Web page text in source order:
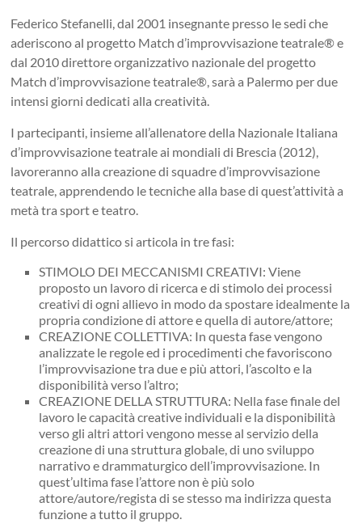
Federico Stefanelli, dal 2001 insegnante presso le sedi che
aderiscono al progetto Match d’improvvisazione teatrale® e
dal 2010 direttore organizzativo nazionale del progetto
Match d’improvvisazione teatrale®, sarà a Palermo per due
intensi giorni dedicati alla creatività.
I partecipanti, insieme all’allenatore della Nazionale Italiana
d’improvvisazione teatrale ai mondiali di Brescia (2012),
lavoreranno alla creazione di squadre d’improvvisazione
teatrale, apprendendo le tecniche alla base di quest’attività a
metà tra sport e teatro.
Il percorso didattico si articola in tre fasi:
STIMOLO DEI MECCANISMI CREATIVI: Viene
proposto un lavoro di ricerca e di stimolo dei processi
creativi di ogni allievo in modo da spostare idealmente la
propria condizione di attore e quella di autore/attore;
CREAZIONE COLLETTIVA: In questa fase vengono
analizzate le regole ed i procedimenti che favoriscono
l’improvvisazione tra due e più attori, l’ascolto e la
disponibilità verso l’altro;
CREAZIONE DELLA STRUTTURA: Nella fase finale del
lavoro le capacità creative individuali e la disponibilità
verso gli altri attori vengono messe al servizio della
creazione di una struttura globale, di uno sviluppo
narrativo e drammaturgico dell’improvvisazione. In
quest’ultima fase l’attore non è più solo
attore/autore/regista di se stesso ma indirizza questa
funzione a tutto il gruppo.